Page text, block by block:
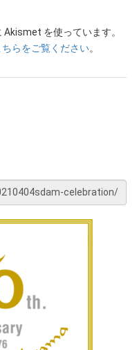
を使っています。
らをご覧ください。